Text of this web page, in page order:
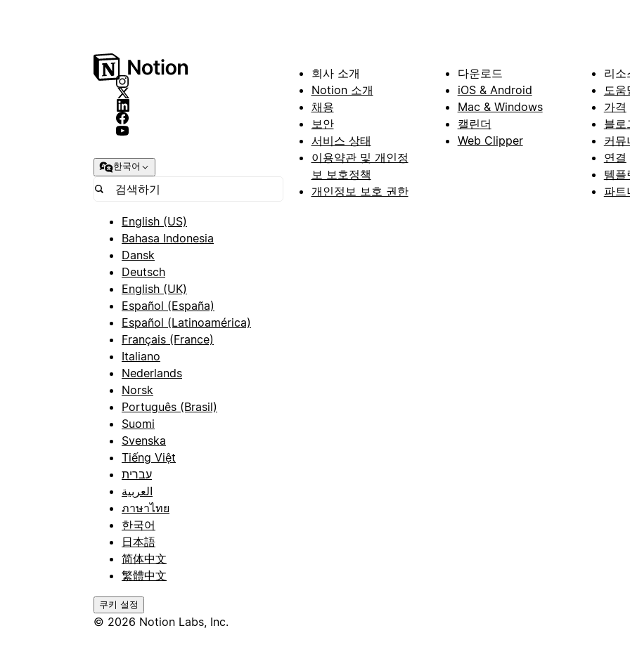
한국어
English (US)
Bahasa Indonesia
Dansk
Deutsch
English (UK)
Español (España)
Español (Latinoamérica)
Français (France)
Italiano
Nederlands
Norsk
Português (Brasil)
Suomi
Svenska
Tiếng Việt
עברית
العربية
ภาษาไทย
한국어
日本語
简体中文
繁體中文
쿠키 설정
© 2026 Notion Labs, Inc.
회사 소개
Notion 소개
채용
보안
서비스 상태
이용약관 및 개인정
보 보호정책
개인정보 보호 권한
다운로드
iOS & Android
Mac & Windows
캘린더
Web Clipper
리소
도움
가격
블로
커뮤
연결
템플
파트